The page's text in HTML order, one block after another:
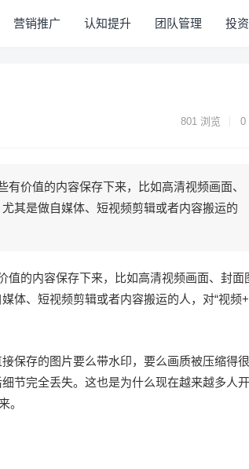
营销推广 认知提升 团队管理 投
801 浏览 0
价值的内容保存下来，比如高清视频画面、
其是做自媒体、短视频剪辑或者内容搬运的
的内容保存下来，比如高清视频画面、封面
体、短视频剪辑或者内容搬运的人，对“视频+
保存的图片要么带水印，要么画质被压缩得
节完全丢失。这也是为什么现在越来越多人
。